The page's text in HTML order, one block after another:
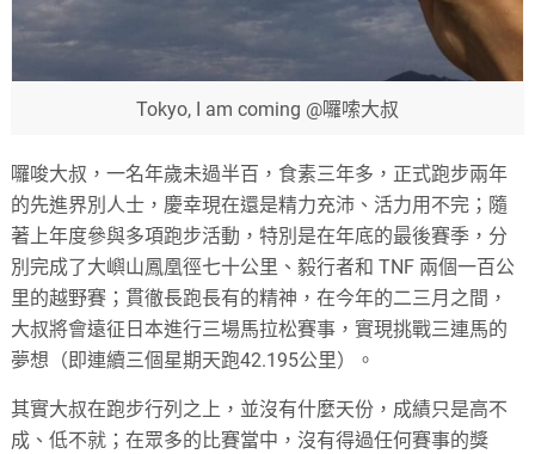
Tokyo, I am coming @囉嗦大叔
囉唆大叔，一名年歲未過半百，食素三年多，正式跑步兩年
的先進界別人士，慶幸現在還是精力充沛、活力用不完；隨
著上年度參與多項跑步活動，特別是在年底的最後賽季，分
別完成了大嶼山鳳凰徑七十公里、毅行者和 TNF 兩個一百公
里的越野賽；貫徹長跑長有的精神，在今年的二三月之間，
大叔將會遠征日本進行三場馬拉松賽事，實現挑戰三連馬的
夢想（即連續三個星期天跑42.195公里）。
其實大叔在跑步行列之上，並沒有什麼天份，成績只是高不
成、低不就；在眾多的比賽當中，沒有得過任何賽事的獎